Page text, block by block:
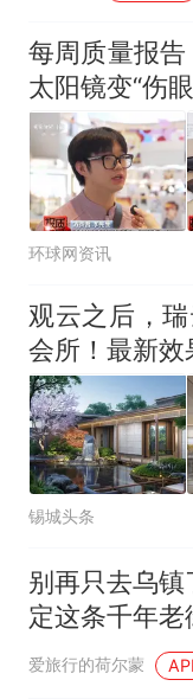
每周质量报
太阳镜变“伤
环球网资讯
观云之后，
会所！最新效
锡城头条
别再只去乌镇
定这条千年老
古寺园林，免
爱旅行的荷尔蒙